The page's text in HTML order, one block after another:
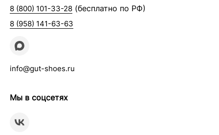
8 (800) 101-33-28 (бесплатно по РФ)
8 (958) 141-63-63
info@gut-shoes.ru
Мы в соцсетях